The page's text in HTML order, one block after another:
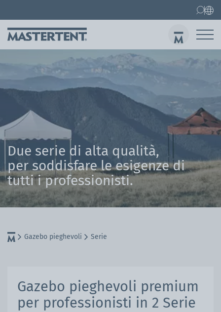
Due serie di alta qualità,
per soddisfare le esigenze di
tutti i professionisti.
Gazebo pieghevoli Serie
Gazebo pieghevoli premium
per professionisti in 2 Serie
Contatti FAQ
Gazebo pieghevoli